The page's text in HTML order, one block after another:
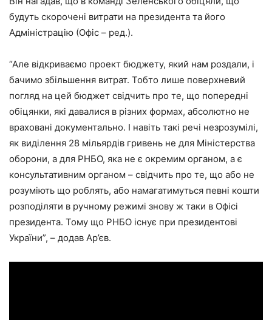
будуть скорочені витрати на президента та його
Адміністрацію (Офіс – ред.).
“Але відкриваємо проект бюджету, який нам роздали, і
бачимо збільшення витрат. Тобто лише поверхневий
погляд на цей бюджет свідчить про те, що попередні
обіцянки, які давалися в різних формах, абсолютно не
враховані документально. І навіть такі речі незрозумілі,
як виділення 28 мільярдів гривень не для Міністерства
оборони, а для РНБО, яка не є окремим органом, а є
консультативним органом – свідчить про те, що або не
розуміють що роблять, або намагатимуться певні кошти
розподіляти в ручному режимі знову ж таки в Офісі
президента. Тому що РНБО існує при президентові
України”, – додав Ар’єв.